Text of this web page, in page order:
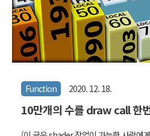
를 배분하지 않는다. '생활인구'의 개념
아닌, 움직이는 ..
Function 2020. 12. 18.
10만개의 수를 draw call 한